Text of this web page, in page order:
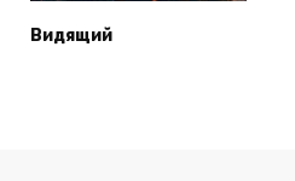
Видящий